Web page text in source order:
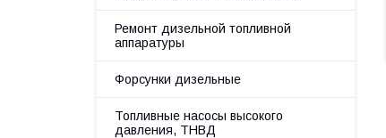
Ремонт дизельной топливной
аппаратуры
Форсунки дизельные
Топливные насосы высокого
давления, ТНВД